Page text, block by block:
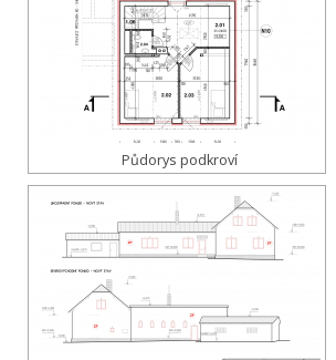
Půdorys podkroví